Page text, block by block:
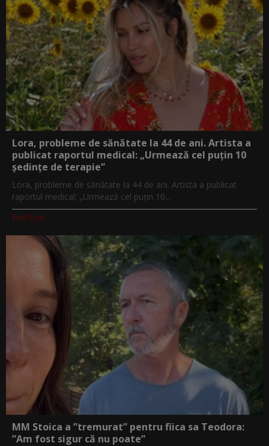
Lora, probleme de sănătate la 44 de ani. Artista a
publicat raportul medical: „Urmează cel puțin 10
ședințe de terapie”
Lora, probleme de sănătate la 44 de ani. Artista a publicat
raportul medical: „Urmează cel puțin 10...
ProFM.ro
MM Stoica a ”tremurat” pentru fiica sa Teodora:
”Am fost sigur că nu poate”